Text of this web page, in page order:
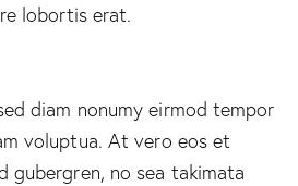
lobortis erat.
diam nonumy eirmod tempor
voluptua. At vero eos et
gubergren, no sea takimata